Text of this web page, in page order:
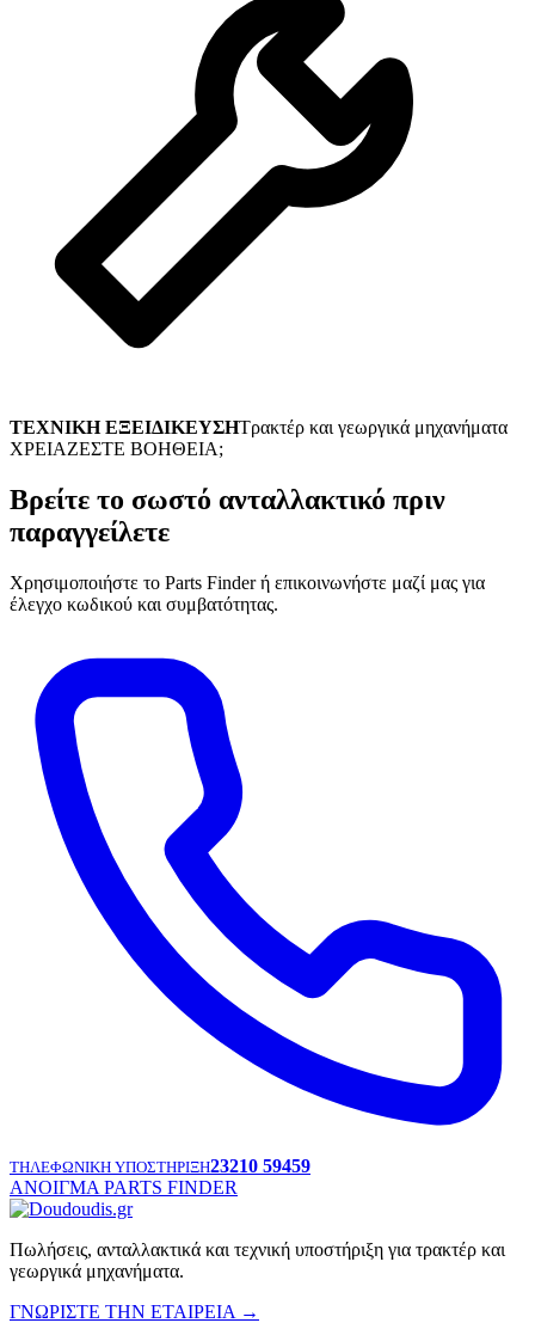
ΤΕΧΝΙΚΗ ΕΞΕΙΔΙΚΕΥΣΗΤρακτέρ και γεωργικά μηχανήματα
ΧΡΕΙΑΖΕΣΤΕ ΒΟΗΘΕΙΑ;
Βρείτε το σωστό ανταλλακτικό πριν
παραγγείλετε
Χρησιμοποιήστε το Parts Finder ή επικοινωνήστε μαζί μας για
έλεγχο κωδικού και συμβατότητας.
ΤΗΛΕΦΩΝΙΚΗ ΥΠΟΣΤΗΡΙΞΗ23210 59459
ΑΝΟΙΓΜΑ PARTS FINDER
Πωλήσεις, ανταλλακτικά και τεχνική υποστήριξη για τρακτέρ και
γεωργικά μηχανήματα.
ΓΝΩΡΙΣΤΕ ΤΗΝ ΕΤΑΙΡΕΙΑ →